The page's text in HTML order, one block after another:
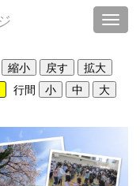
行間